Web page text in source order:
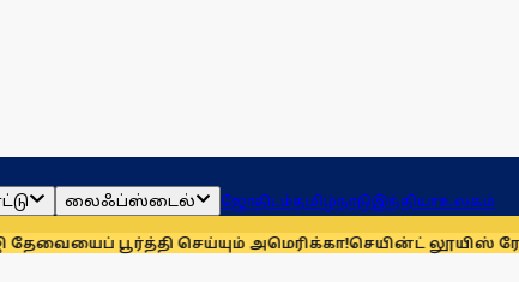
லைஃப்ஸ்டைல் ஜோதிடம்தமிழ்நாடுஇந்தியாஉலகம்
பூர்த்தி செய்யும் அமெரிக்கா!செயின்ட் லூயிஸ் ரேப்பிட்-